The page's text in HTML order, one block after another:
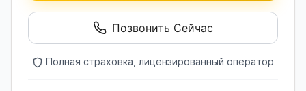
Позвонить Сейчас
Полная страховка, лицензированный оператор